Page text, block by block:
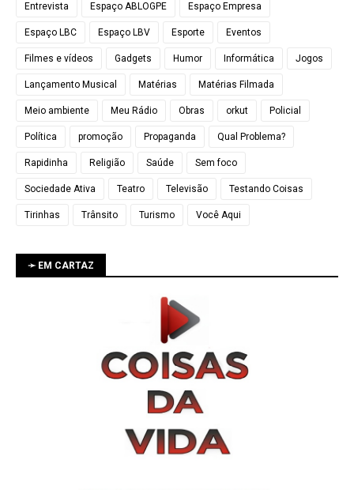
Entrevista Espaço ABLOGPE Espaço Empresa
Espaço LBC Espaço LBV Esporte Eventos
Filmes e vídeos Gadgets Humor Informática Jogos
Lançamento Musical Matérias Matérias Filmada
Meio ambiente Meu Rádio Obras orkut Policial
Política promoção Propaganda Qual Problema?
Rapidinha Religião Saúde Sem foco
Sociedade Ativa Teatro Televisão Testando Coisas
Tirinhas Trânsito Turismo Você Aqui
➛ EM CARTAZ